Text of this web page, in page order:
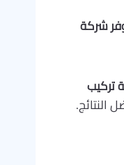
شركة
تركيب
النتائج.